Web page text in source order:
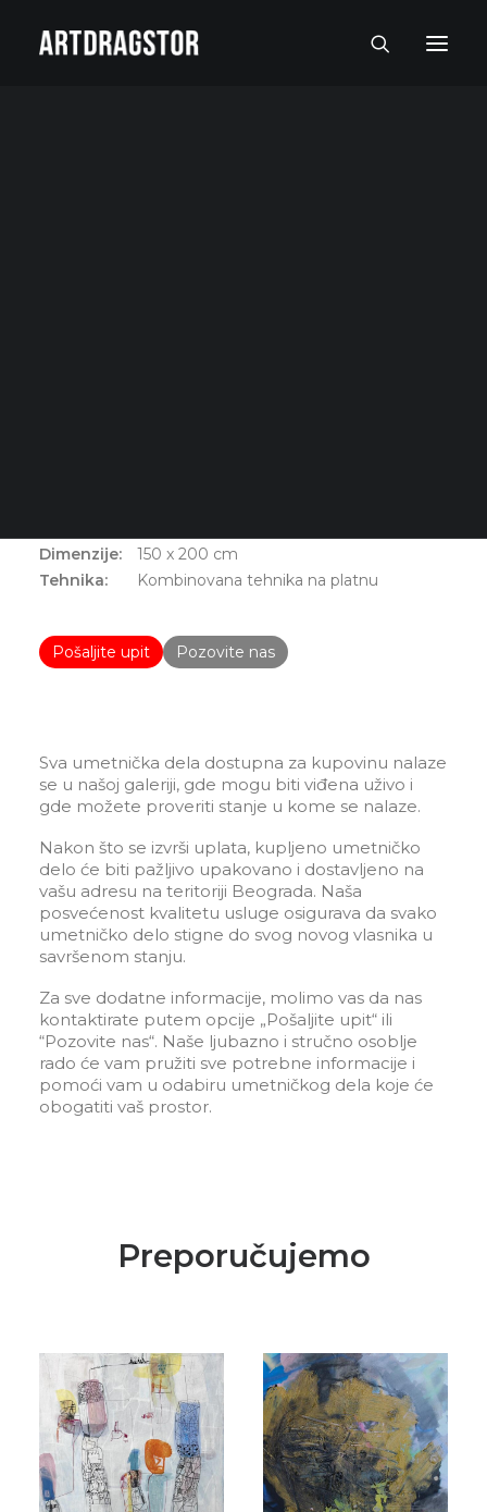
Dimenzije:
150 x 200 cm
Tehnika:
Kombinovana tehnika na platnu
Pošaljite upit Pozovite nas
Sva umetnička dela dostupna za kupovinu nalaze
se u našoj galeriji, gde mogu biti viđena uživo i
gde možete proveriti stanje u kome se nalaze.
Nakon što se izvrši uplata, kupljeno umetničko
delo će biti pažljivo upakovano i dostavljeno na
vašu adresu na teritoriji Beograda. Naša
posvećenost kvalitetu usluge osigurava da svako
umetničko delo stigne do svog novog vlasnika u
savršenom stanju.
Za sve dodatne informacije, molimo vas da nas
kontaktirate putem opcije „Pošaljite upit“ ili
“Pozovite nas“. Naše ljubazno i stručno osoblje
rado će vam pružiti sve potrebne informacije i
pomoći vam u odabiru umetničkog dela koje će
obogatiti vaš prostor.
Preporučujemo